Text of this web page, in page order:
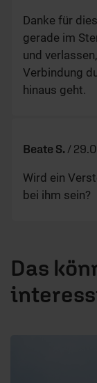
Danke für
gerade im
und
Verbindung
hinaus geht.
Beate S. /
Wird ein
bei ihm sein?
Das